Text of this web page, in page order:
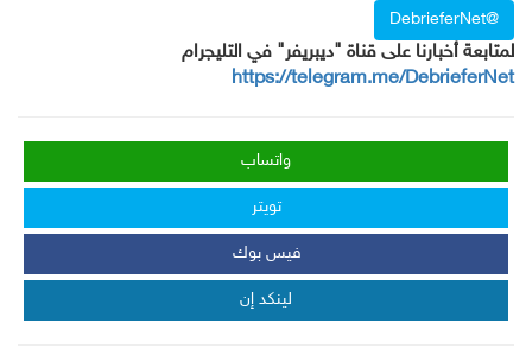
@DebrieferNet
لمتابعة أخبارنا على قناة "ديبريفر" في التليجرام
https://telegram.me/DebrieferNet
واتساب
تويتر
فيس بوك
لينكد إن